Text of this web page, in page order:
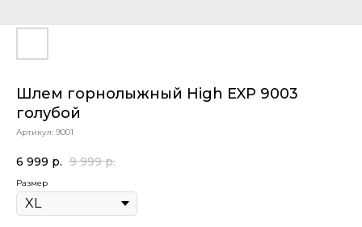
Шлем горнолыжный High EXP 9003
голубой
Артикул: 9001
6 999 р. 9 999 р.
Размер